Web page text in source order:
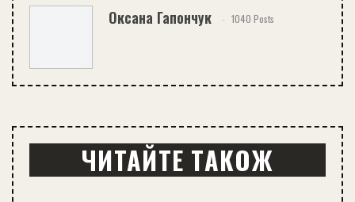
Оксана Гапончук 1040 Posts
ЧИТАЙТЕ ТАКОЖ